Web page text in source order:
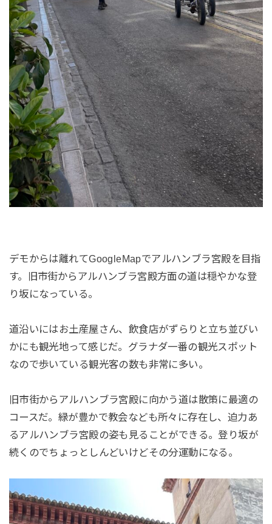
デモからは離れてGoogleMapでアルハンブラ宮殿を目指
す。旧市街からアルハンブラ宮殿方面の道は穏やかな登
り坂になっている。
道沿いにはお土産屋さん、飲食店がずらりと立ち並びい
かにも観光地って感じだ。グラナダ一番の観光スポット
なので歩いている観光客の数も非常に多い。
旧市街からアルハンブラ宮殿に向かう道は散策に最適の
コースだ。緑が豊かで教会なども所々に存在し、迫力あ
るアルハンブラ宮殿の姿も見ることができる。登り坂が
続くのでちょっとしんどいけどその分運動になる。